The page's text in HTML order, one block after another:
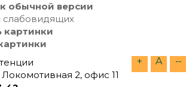
обычной версии
слабовидящих
картинки
+
A
--
Локомотивная 2, офис 11